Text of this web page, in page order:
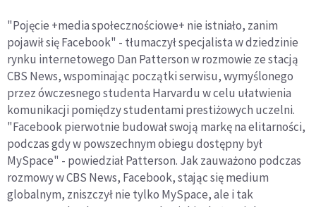
"Pojęcie +media społecznościowe+ nie istniało, zanim
pojawił się Facebook" - tłumaczył specjalista w dziedzinie
rynku internetowego Dan Patterson w rozmowie ze stacją
CBS News, wspominając początki serwisu, wymyślonego
przez ówczesnego studenta Harvardu w celu ułatwienia
komunikacji pomiędzy studentami prestiżowych uczelni.
"Facebook pierwotnie budował swoją markę na elitarności,
podczas gdy w powszechnym obiegu dostępny był
MySpace" - powiedział Patterson. Jak zauważono podczas
rozmowy w CBS News, Facebook, stając się medium
globalnym, zniszczył nie tylko MySpace, ale i tak